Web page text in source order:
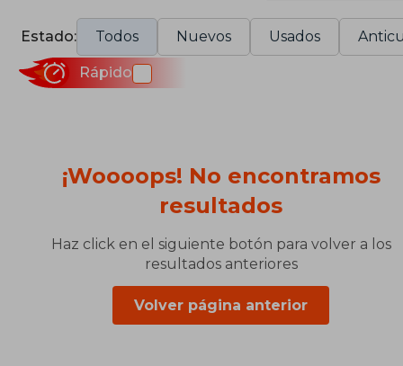
Estado: Todos Nuevos Usados
Rápido
¡Woooops! No encontramos
resultados
Haz click en el siguiente botón para volver a los
resultados anteriores
Volver página anterior